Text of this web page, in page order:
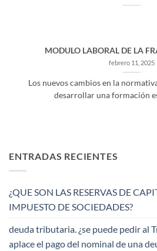
MODULO LABORAL DE LA
febrero 11, 2025
Los nuevos cambios en la
desarrollar una formación
ENTRADAS RECIENTES
¿QUE SON LAS RESERVAS DE
IMPUESTO DE SOCIEDADES?
deuda tributaria. ¿se puede pedir al
aplace el pago del nominal de una